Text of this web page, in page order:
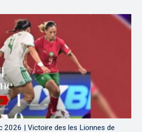
2026 | Victoire des les Lionnes de